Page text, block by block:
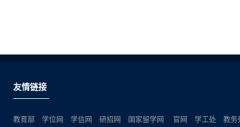
友情链接
教育部 学位网 学信网 研招网 国家留学网 官网 学工处 教务